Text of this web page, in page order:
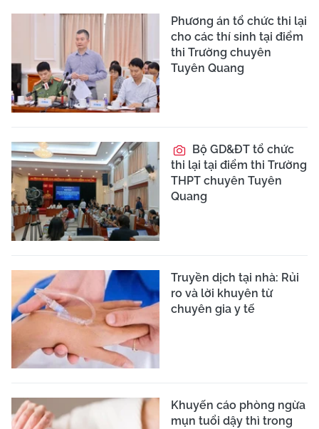
Phương án tổ chức thi lại
cho các thí sinh tại điểm
thi Trường chuyên
Tuyên Quang
Bộ GD&ĐT tổ chức
thi lại tại điểm thi Trường
THPT chuyên Tuyên
Quang
Truyền dịch tại nhà: Rủi
ro và lời khuyên từ
chuyên gia y tế
Khuyến cáo phòng ngừa
mụn tuổi dậy thì trong